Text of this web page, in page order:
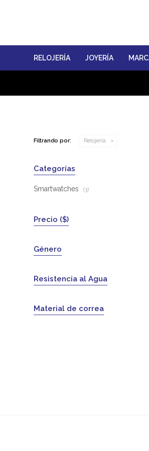
RELOJERÍA JOYERÍA
Filtrando por: Relojería
Categorías
Smartwatches (3)
Precio ($)
Género
Resistencia al Agua
Material de correa